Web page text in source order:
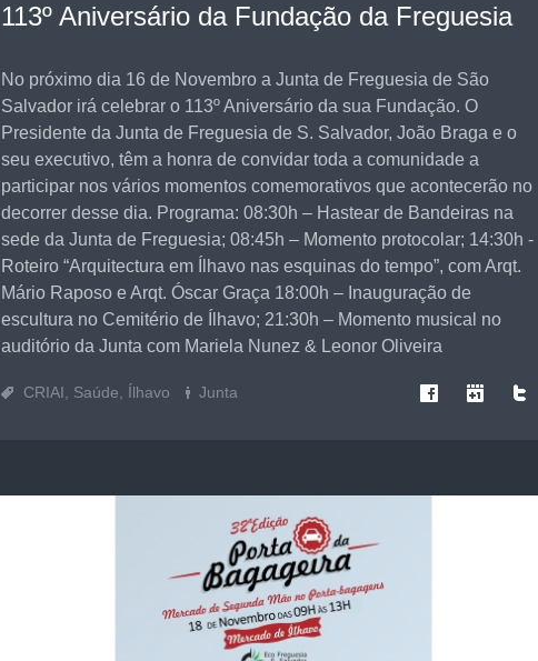
113º Aniversário da Fundação da Freguesia
No próximo dia 16 de Novembro a Junta de Freguesia de São
Salvador irá celebrar o 113º Aniversário da sua Fundação. O
Presidente da Junta de Freguesia de S. Salvador, João Braga e o
seu executivo, têm a honra de convidar toda a comunidade a
participar nos vários momentos comemorativos que acontecerão no
decorrer desse dia. Programa: 08:30h – Hastear de Bandeiras na
sede da Junta de Freguesia; 08:45h – Momento protocolar; 14:30h -
Roteiro “Arquitectura em Ílhavo nas esquinas do tempo”, com Arqt.
Mário Raposo e Arqt. Óscar Graça 18:00h – Inauguração de
escultura no Cemitério de Ílhavo; 21:30h – Momento musical no
auditório da Junta com Mariela Nunez & Leonor Oliveira
CRIAI, Saúde, Ílhavo Junta